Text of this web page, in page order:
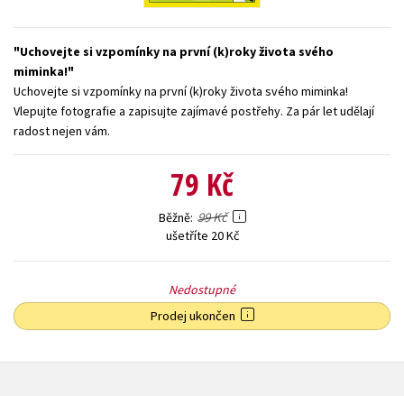
Young adult (SK)
Zahraniční literatura Zdraví a životní styl
Uchovejte si vzpomínky na první (k)roky života svého
miminka!
Uchovejte si vzpomínky na první (k)roky života svého miminka!
Vlepujte fotografie a zapisujte zajímavé postřehy. Za pár let udělají
radost nejen vám.
79 Kč
Běžně 99 Kč
ušetříte 20 Kč
Nedostupné
Prodej ukončen